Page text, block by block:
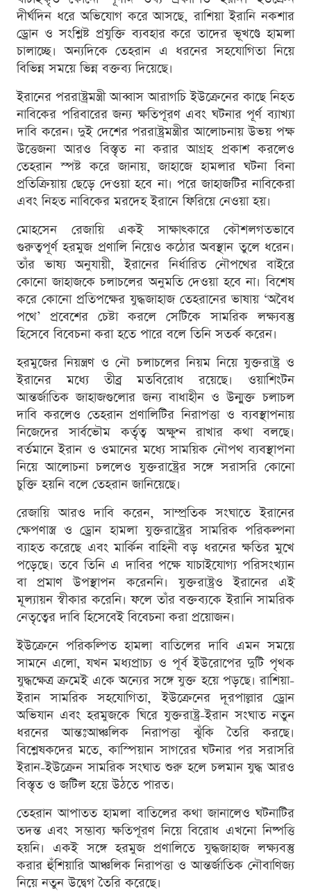
দীর্ঘদিন ধরে অভিযোগ করে আসছে, রাশিয়া ইরানি নকশার
ড্রোন ও সংশ্লিষ্ট প্রযুক্তি ব্যবহার করে তাদের ভূখণ্ডে হামলা
চালাচ্ছে। অন্যদিকে তেহরান এ ধরনের সহযোগিতা নিয়ে
বিভিন্ন সময়ে ভিন্ন বক্তব্য দিয়েছে।
ইরানের পররাষ্ট্রমন্ত্রী আব্বাস আরাগচি ইউক্রেনের কাছে নিহত
নাবিকের পরিবারের জন্য ক্ষতিপূরণ এবং ঘটনার পূর্ণ ব্যাখ্যা
দাবি করেন। দুই দেশের পররাষ্ট্রমন্ত্রীর আলোচনায় উভয় পক্ষ
উত্তেজনা আরও বিস্তৃত না করার আগ্রহ প্রকাশ করলেও
তেহরান স্পষ্ট করে জানায়, জাহাজে হামলার ঘটনা বিনা
প্রতিক্রিয়ায় ছেড়ে দেওয়া হবে না। পরে জাহাজটির নাবিকেরা
এবং নিহত নাবিকের মরদেহ ইরানে ফিরিয়ে নেওয়া হয়।
মোহসেন রেজায়ি একই সাক্ষাৎকারে কৌশলগতভাবে
গুরুত্বপূর্ণ হরমুজ প্রণালি নিয়েও কঠোর অবস্থান তুলে ধরেন।
তাঁর ভাষ্য অনুযায়ী, ইরানের নির্ধারিত নৌপথের বাইরে
কোনো জাহাজকে চলাচলের অনুমতি দেওয়া হবে না। বিশেষ
করে কোনো প্রতিপক্ষের যুদ্ধজাহাজ তেহরানের ভাষায় ‘অবৈধ
পথে’ প্রবেশের চেষ্টা করলে সেটিকে সামরিক লক্ষ্যবস্তু
হিসেবে বিবেচনা করা হতে পারে বলে তিনি সতর্ক করেন।
হরমুজের নিয়ন্ত্রণ ও নৌ চলাচলের নিয়ম নিয়ে যুক্তরাষ্ট্র ও
ইরানের মধ্যে তীব্র মতবিরোধ রয়েছে। ওয়াশিংটন
আন্তর্জাতিক জাহাজগুলোর জন্য বাধাহীন ও উন্মুক্ত চলাচল
দাবি করলেও তেহরান প্রণালিটির নিরাপত্তা ও ব্যবস্থাপনায়
নিজেদের সার্বভৌম কর্তৃত্ব অক্ষুণ্ন রাখার কথা বলছে।
বর্তমানে ইরান ও ওমানের মধ্যে সাময়িক নৌপথ ব্যবস্থাপনা
নিয়ে আলোচনা চললেও যুক্তরাষ্ট্রের সঙ্গে সরাসরি কোনো
চুক্তি হয়নি বলে তেহরান জানিয়েছে।
রেজায়ি আরও দাবি করেন, সাম্প্রতিক সংঘাতে ইরানের
ক্ষেপণাস্ত্র ও ড্রোন হামলা যুক্তরাষ্ট্রের সামরিক পরিকল্পনা
ব্যাহত করেছে এবং মার্কিন বাহিনী বড় ধরনের ক্ষতির মুখে
পড়েছে। তবে তিনি এ দাবির পক্ষে যাচাইযোগ্য পরিসংখ্যান
বা প্রমাণ উপস্থাপন করেননি। যুক্তরাষ্ট্রও ইরানের এই
মূল্যায়ন স্বীকার করেনি। ফলে তাঁর বক্তব্যকে ইরানি সামরিক
নেতৃত্বের দাবি হিসেবেই বিবেচনা করা প্রয়োজন।
ইউক্রেনে পরিকল্পিত হামলা বাতিলের দাবি এমন সময়ে
সামনে এলো, যখন মধ্যপ্রাচ্য ও পূর্ব ইউরোপের দুটি পৃথক
যুদ্ধক্ষেত্র ক্রমেই একে অন্যের সঙ্গে যুক্ত হয়ে পড়ছে। রাশিয়া-
ইরান সামরিক সহযোগিতা, ইউক্রেনের দূরপাল্লার ড্রোন
অভিযান এবং হরমুজকে ঘিরে যুক্তরাষ্ট্র-ইরান সংঘাত নতুন
ধরনের আন্তঃআঞ্চলিক নিরাপত্তা ঝুঁকি তৈরি করছে।
বিশ্লেষকদের মতে, কাস্পিয়ান সাগরের ঘটনার পর সরাসরি
ইরান-ইউক্রেন সামরিক সংঘাত শুরু হলে চলমান যুদ্ধ আরও
বিস্তৃত ও জটিল হয়ে উঠতে পারত।
তেহরান আপাতত হামলা বাতিলের কথা জানালেও ঘটনাটির
তদন্ত এবং সম্ভাব্য ক্ষতিপূরণ নিয়ে বিরোধ এখনো নিষ্পত্তি
হয়নি। একই সঙ্গে হরমুজ প্রণালিতে যুদ্ধজাহাজ লক্ষ্যবস্তু
করার হুঁশিয়ারি আঞ্চলিক নিরাপত্তা ও আন্তর্জাতিক নৌবাণিজ্য
নিয়ে নতুন উদ্বেগ তৈরি করেছে।